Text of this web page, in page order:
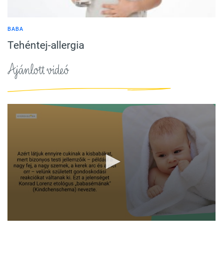
BABA
Tehéntej-allergia
Ajánlott videó